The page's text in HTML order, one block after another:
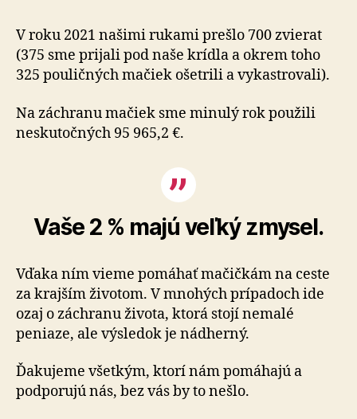
V roku 2021 našimi rukami prešlo 700 zvierat
(375 sme prijali pod naše krídla a okrem toho
325 pouličných mačiek ošetrili a vykastrovali).
Na záchranu mačiek sme minulý rok použili
neskutočných 95 965,2 €.
Vaše 2 % majú veľký zmysel.
Vďaka ním vieme pomáhať mačičkám na ceste
za krajším životom. V mnohých prípadoch ide
ozaj o záchranu života, ktorá stojí nemalé
peniaze, ale výsledok je nádherný.
Ďakujeme všetkým, ktorí nám pomáhajú a
podporujú nás, bez vás by to nešlo.